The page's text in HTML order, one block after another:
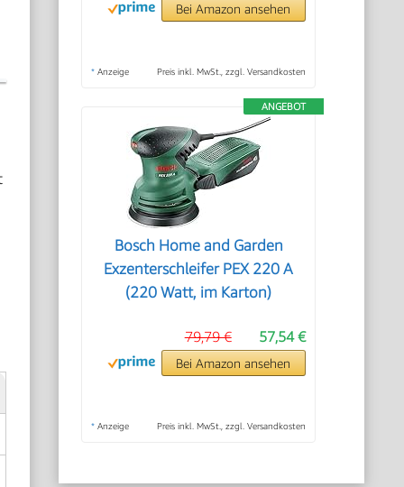
Bei Amazon ansehen
* Anzeige Preis inkl. MwSt., zzgl. Versandkosten
ANGEBOT
Bosch Home and Garden
Exzenterschleifer PEX 220 A
(220 Watt, im Karton)
57,54 €
79,79 €
Bei Amazon ansehen
* Anzeige Preis inkl. MwSt., zzgl. Versandkosten